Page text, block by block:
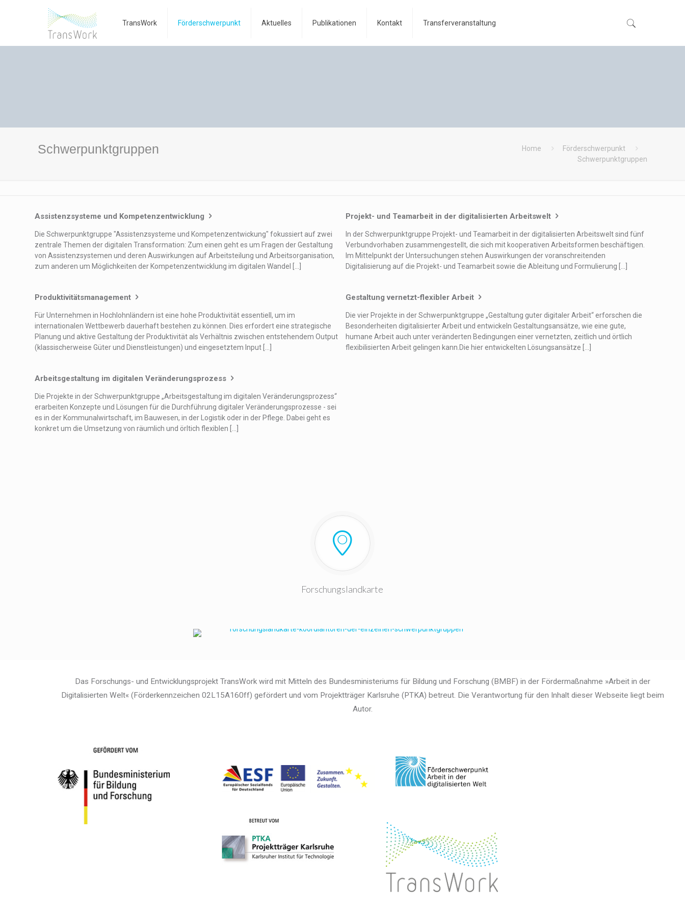
TransWork Förderschwerpunkt Aktuelles Publikationen Kontakt Transferveranstaltung
Schwerpunktgruppen Home
Förderschwerpunkt
Schwerpunktgruppen
Assistenzsysteme und Kompetenzentwicklung
Die Schwerpunktgruppe "Assistenzsysteme und Kompetenzentwickung" fokussiert auf zwei
zentrale Themen der digitalen Transformation: Zum einen geht es um Fragen der Gestaltung
von Assistenzsystemen und deren Auswirkungen auf Arbeitsteilung und Arbeitsorganisation,
zum anderen um Möglichkeiten der Kompetenzentwicklung im digitalen Wandel [...]
Produktivitätsmanagement
Für Unternehmen in Hochlohnländern ist eine hohe Produktivität essentiell, um im
internationalen Wettbewerb dauerhaft bestehen zu können. Dies erfordert eine strategische
Planung und aktive Gestaltung der Produktivität als Verhältnis zwischen entstehendem Output
(klassischerweise Güter und Dienstleistungen) und eingesetztem Input [...]
Arbeitsgestaltung im digitalen Veränderungsprozess
Die Projekte in der Schwerpunktgruppe „Arbeitsgestaltung im digitalen Veränderungsprozess“
erarbeiten Konzepte und Lösungen für die Durchführung digitaler Veränderungsprozesse - sei
es in der Kommunalwirtschaft, im Bauwesen, in der Logistik oder in der Pflege. Dabei geht es
konkret um die Umsetzung von räumlich und örltich flexiblen [...]
Projekt- und Teamarbeit in der digitalisierten Arbeitswelt
In der Schwerpunktgruppe Projekt- und Teamarbeit in der digitalisierten Arbeitswelt sind fünf
Verbundvorhaben zusammengestellt, die sich mit kooperativen Arbeitsformen beschäftigen.
Im Mittelpunkt der Untersuchungen stehen Auswirkungen der voranschreitenden
Digitalisierung auf die Projekt- und Teamarbeit sowie die Ableitung und Formulierung [...]
Gestaltung vernetzt-flexibler Arbeit
Die vier Projekte in der Schwerpunktgruppe „Gestaltung guter digitaler Arbeit“ erforschen die
Besonderheiten digitalisierter Arbeit und entwickeln Gestaltungsansätze, wie eine gute,
humane Arbeit auch unter veränderten Bedingungen einer vernetzten, zeitlich und örtlich
flexibilisierten Arbeit gelingen kann.Die hier entwickelten Lösungsansätze [...]
Forschungslandkarte
Das Forschungs- und Entwicklungsprojekt TransWork wird mit Mitteln des Bundesministeriums für Bildung und Forschung (BMBF) in der Fördermaßnahme »Arbeit in der
Digitalisierten Welt« (Förderkennzeichen 02L15A160ff) gefördert und vom Projektträger Karlsruhe (PTKA) betreut. Die Verantwortung für den Inhalt dieser Webseite liegt beim
Autor.